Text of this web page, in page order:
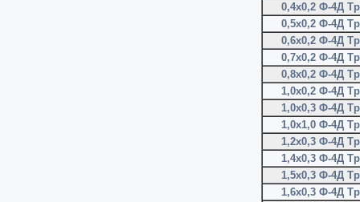
0,4х0,2 Ф-4Д
0,5х0,2 Ф-4Д
0,6х0,2 Ф-4Д
0,7х0,2 Ф-4Д
0,8х0,2 Ф-4Д
1,0х0,2 Ф-4Д
1,0х0,3 Ф-4Д
1,0х1,0 Ф-4Д
1,2х0,3 Ф-4Д
1,4х0,3 Ф-4Д
1,5х0,3 Ф-4Д
1,6х0,3 Ф-4Д